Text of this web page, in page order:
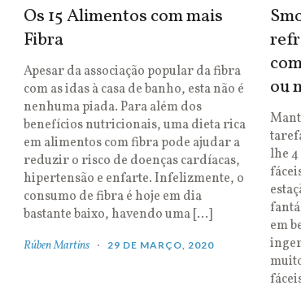
Os 15 Alimentos com mais
Fibra
Apesar da associação popular da fibra
com as idas à casa de banho, esta não é
nenhuma piada. Para além dos
benefícios nutricionais, uma dieta rica
em alimentos com fibra pode ajudar a
reduzir o risco de doenças cardíacas,
hipertensão e enfarte. Infelizmente, o
consumo de fibra é hoje em dia
bastante baixo, havendo uma […]
Rúben Martins 29 DE MARÇO, 2020
ou
lhe
em